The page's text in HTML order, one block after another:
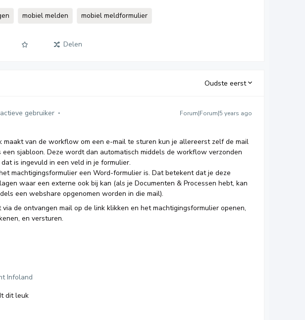
mobiel melden mobiel meldformulier
Delen
Oudste eerst
gebruiker Forum|Forum|5 years ago
maakt van de workflow om een e-mail te sturen kun je allereerst zelf de mail
een sjabloon. Deze wordt dan automatisch middels de workflow verzonden
is ingevuld in een veld in je formulier.
machtigingsformulier een Word-formulier is. Dat betekent dat je deze
waar een externe ook bij kan (als je Documenten & Processen hebt, kan
een webshare opgenomen worden in die mail).
de ontvangen mail op de link klikken en het machtigingsformulier openen,
en versturen.
Infoland
dit leuk